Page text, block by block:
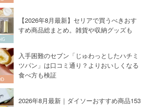
【2026年8月最新】セリアで買うべきおす
すめ商品総まとめ。雑貨や収納グッズも
入手困難のセブン「じゅわっとしたハチミ
ツパン」は口コミ通り？よりおいしくなる
食べ方も検証
2026年8月最新｜ダイソーおすすめ商品153